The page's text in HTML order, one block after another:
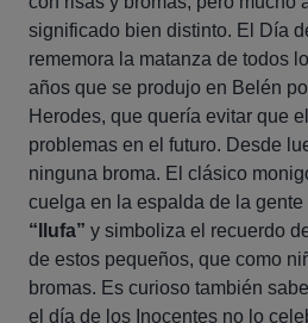
significado bien distinto. El Día
rememora la matanza de todos
años que se produjo en Belén
Herodes, que quería evitar que
problemas en el futuro. Desde
ninguna broma. El clásico
cuelga en la espalda de la
“llufa” y simboliza el recuerdo
de estos pequeños, que como
bromas. Es curioso también
el día de los Inocentes no lo